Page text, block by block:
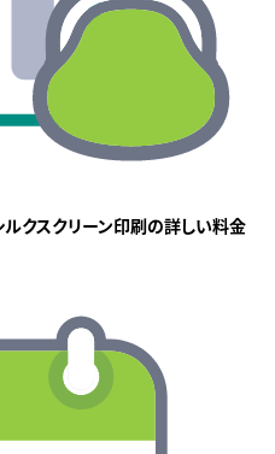
クスクリーン印刷の詳しい料金